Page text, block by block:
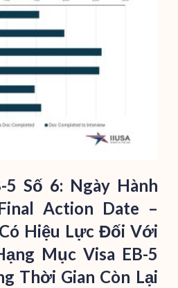
5 Số 6: Ngày Hành
Action Date –
Hiệu Lực Đối Với
Mục Visa EB-5
Thời Gian Còn Lại